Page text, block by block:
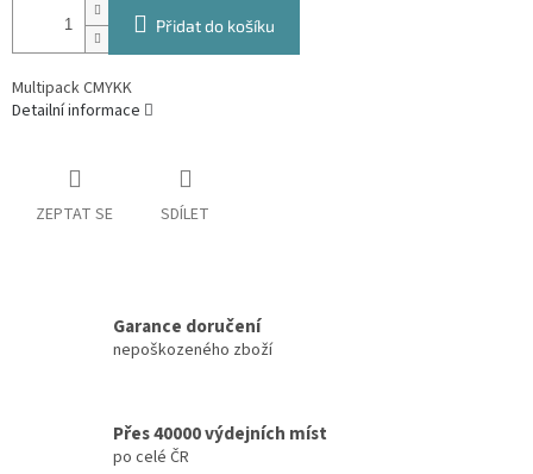
Přidat do košíku
Multipack CMYKK
Detailní informace
ZEPTAT SE SDÍLET
Garance doručení
nepoškozeného zboží
Přes 40000 výdejních míst
po celé ČR